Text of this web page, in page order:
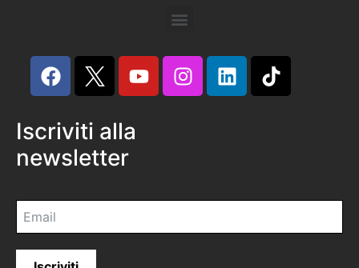
Iscriviti alla
newsletter